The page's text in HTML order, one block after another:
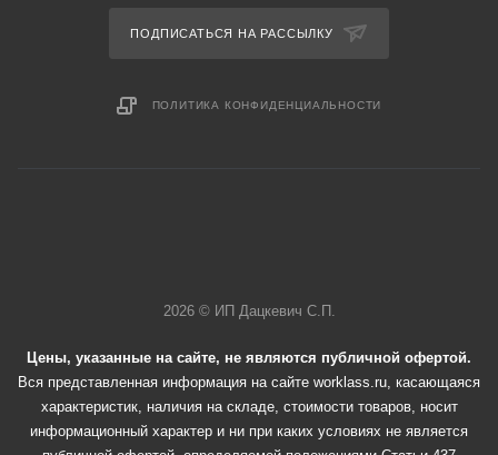
ПОДПИСАТЬСЯ НА РАССЫЛКУ
ПОЛИТИКА КОНФИДЕНЦИАЛЬНОСТИ
2026 © ИП Дацкевич С.П.
Цены, указанные на сайте, не являются публичной офертой.
Вся представленная информация на сайте worklass.ru, касающаяся
характеристик, наличия на складе, стоимости товаров, носит
информационный характер и ни при каких условиях не является